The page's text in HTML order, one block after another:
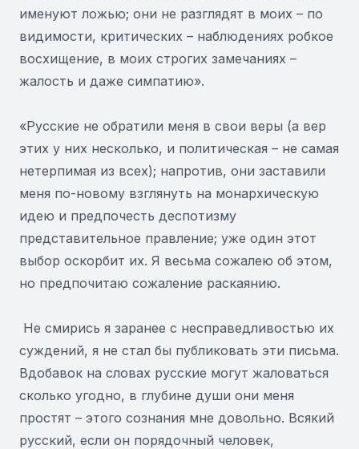
именуют ложью; они не разглядят в моих – по
видимости, критических – наблюдениях робкое
восхищение, в моих строгих замечаниях –
жалость и даже симпатию».
«Русские не обратили меня в свои веры (а вер
этих у них несколько, и политическая – не самая
нетерпимая из всех); напротив, они заставили
меня по-новому взглянуть на монархическую
идею и предпочесть деспотизму
представительное правление; уже один этот
выбор оскорбит их. Я весьма сожалею об этом,
но предпочитаю сожаление раскаянию.
Не смирись я заранее с несправедливостью их
суждений, я не стал бы публиковать эти письма.
Вдобавок на словах русские могут жаловаться
сколько угодно, в глубине души они меня
простят – этого сознания мне довольно. Всякий
русский, если он порядочный человек,